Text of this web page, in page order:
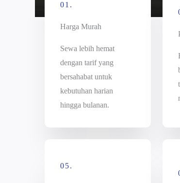
01.
Harga Murah
Sewa lebih hemat
dengan tarif yang
bersahabat untuk
kebutuhan harian
hingga bulanan.
05.